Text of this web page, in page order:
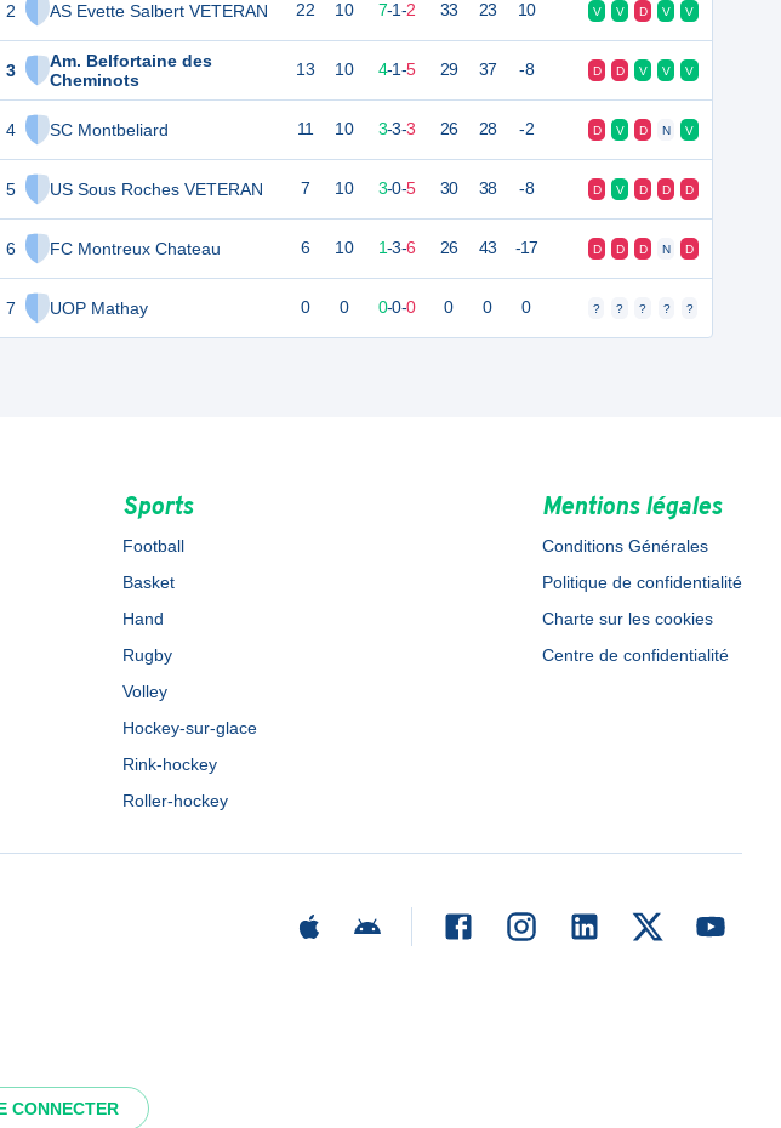
CONNECTER
2 AS Evette Salbert VETERAN
3
Am. Belfortaine des
Cheminots
4 SC Montbeliard
5 US Sous Roches VETERAN
6 FC Montreux Chateau
7 UOP Mathay
22 10 7-1-2 33 23 10 V V D V V
13 10 4-1-5 29 37 -8 D D V V V
11 10 3-3-3 26 28 -2 D V D N V
7 10 3-0-5 30 38 -8 D V D D D
6 10 1-3-6 26 43 -17 D D D N D
0 0 0-0-0 0 0 0 ? ? ? ? ?
Sports
Football
Basket
Hand
Rugby
Volley
Hockey-sur-glace
Rink-hockey
Roller-hockey
Mentions légales
Conditions Générales
Politique de confidentialité
Charte sur les cookies
Centre de confidentialité